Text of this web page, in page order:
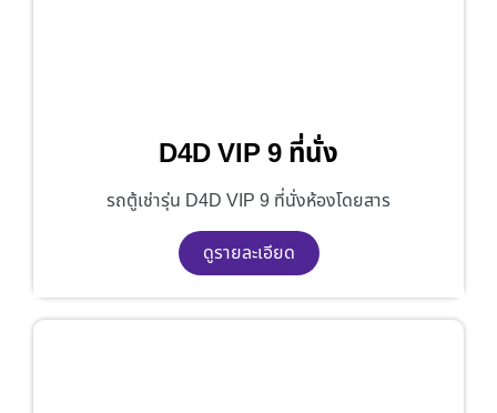
D4D VIP 9 ที่นั่ง
รถตู้เช่ารุ่น D4D VIP 9 ที่นั่งห้องโดยสาร
ดูรายละเอียด